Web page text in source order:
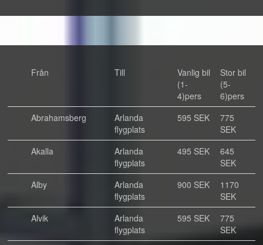
Från Till
Vanlig bil
(1-
4)pers
Stor bil
(5-
6)pers
Abrahamsberg
Arlanda
flygplats
595 SEK
775
SEK
Akalla
Arlanda
flygplats
495 SEK
645
SEK
Alby
Arlanda
flygplats
900 SEK
1170
SEK
Alvik
Arlanda
flygplats
595 SEK
775
SEK